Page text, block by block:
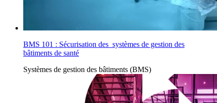
BMS 101 : Sécurisation des systèmes de gestion des
bâtiments de santé
Systèmes de gestion des bâtiments (BMS)